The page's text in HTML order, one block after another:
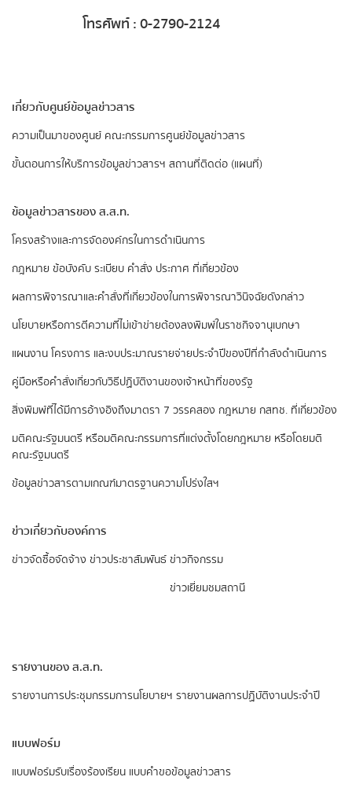
โทรศัพท์ : 0-2790-2124
เกี่ยวกับศูนย์ข้อมูลข่าวสาร
ความเป็นมาของศูนย์ คณะกรรมการศูนย์ข้อมูลข่าวสาร
ขั้นตอนการให้บริการข้อมูลข่าวสารฯ สถานที่ติดต่อ (แผนที่)
ข้อมูลข่าวสารของ ส.ส.ท.
​โครงสร้างและการจัดองค์กรในการดำเนินการ
กฎหมาย ข้อบังคับ ระเบียบ คำสั่ง ประกาศ ที่เกี่ยวข้อง
ผลการพิจารณาและคำสั่งที่เกี่ยวข้องในการพิจารณาวินิจฉัยดังกล่าว
นโยบายหรือการตีความที่ไม่เข้าข่ายต้องลงพิมพ์ในราชกิจจานุเบกษา
แผนงาน โครงการ และงบประมาณรายจ่ายประจำปีของปีที่กำลังดำเนินการ
คู่มือหรือคำสั่งเกี่ยวกับวิธีปฏิบัติงานของเจ้าหน้าที่ของรัฐ
สิ่งพิมพ์ที่ได้มีการอ้างอิงถึงมาตรา 7 วรรคสอง กฎหมาย กสทช. ที่เกี่ยวข้อง
มติคณะรัฐมนตรี หรือมติคณะกรรมการที่แต่งตั้งโดยกฎหมาย หรือโดยมติ
คณะรัฐมนตรี
ข้อมูลข่าวสารตามเกณฑ์มาตรฐานความโปร่งใสฯ
ข่าวเกี่ยวกับองค์การ
ข่าวจัดซื้อจัดจ้าง ข่าวประชาสัมพันธ์ ข่าวกิจกรรม
ข่าวเยี่ยมชมสถานี
รายงานของ ส.ส.ท.
รายงานการประชุมกรรมการนโยบายฯ รายงานผลการปฏิบัติงานประจำปี
แบบฟอร์ม
แบบฟอร์มรับเรื่องร้องเรียน แบบคำขอข้อมูลข่าวสาร